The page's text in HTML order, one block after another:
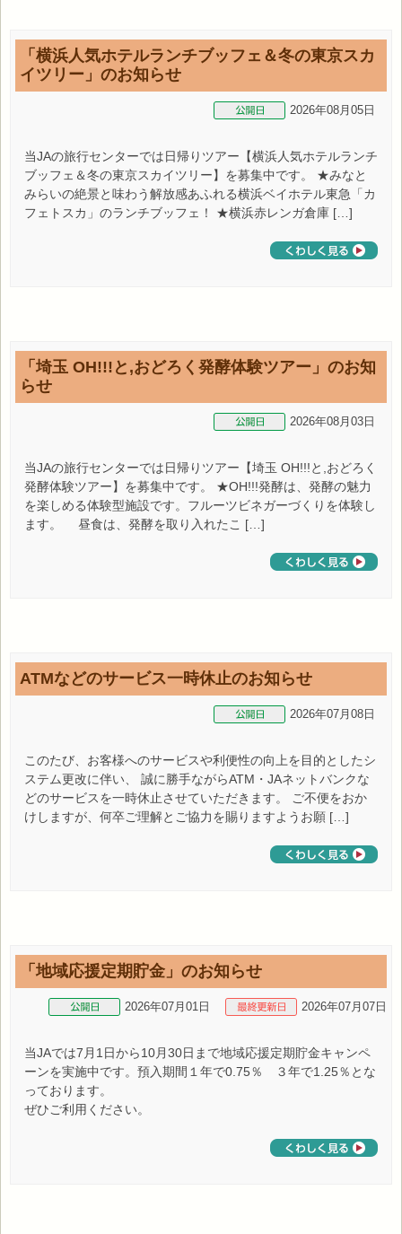
「横浜人気ホテルランチブッフェ＆冬の東京スカ
イツリー」のお知らせ
2026年08月05日
当JAの旅行センターでは日帰りツアー【横浜人気ホテルランチ
ブッフェ＆冬の東京スカイツリー】を募集中です。 ★みなと
みらいの絶景と味わう解放感あふれる横浜ベイホテル東急「カ
フェトスカ」のランチブッフェ！ ★横浜赤レンガ倉庫 […]
「埼玉 OH!!!と,おどろく発酵体験ツアー」のお知
らせ
2026年08月03日
当JAの旅行センターでは日帰りツアー【埼玉 OH!!!と,おどろく
発酵体験ツアー】を募集中です。 ★OH!!!発酵は、発酵の魅力
を楽しめる体験型施設です。フルーツビネガーづくりを体験し
ます。 昼食は、発酵を取り入れたこ […]
ATMなどのサービス一時休止のお知らせ
2026年07月08日
このたび、お客様へのサービスや利便性の向上を目的としたシ
ステム更改に伴い、 誠に勝手ながらATM・JAネットバンクな
どのサービスを一時休止させていただきます。 ご不便をおか
けしますが、何卒ご理解とご協力を賜りますようお願 […]
「地域応援定期貯金」のお知らせ
2026年07月01日 2026年07月07日
当JAでは7月1日から10月30日まで地域応援定期貯金キャンペ
ーンを実施中です。預入期間１年で0.75％ ３年で1.25％とな
っております。
ぜひご利用ください。